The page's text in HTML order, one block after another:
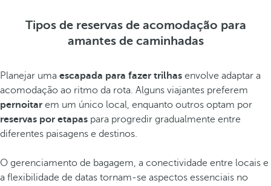
Tipos de reservas de acomodação para
amantes de caminhadas
Planejar uma escapada para fazer trilhas envolve adaptar a
acomodação ao ritmo da rota. Alguns viajantes preferem
pernoitar em um único local, enquanto outros optam por
reservas por etapas para progredir gradualmente entre
diferentes paisagens e destinos.
O gerenciamento de bagagem, a conectividade entre locais e
a flexibilidade de datas tornam-se aspectos essenciais no